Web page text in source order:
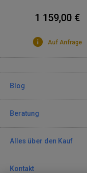
1 159,00 €
Auf Anfrage
Blog
Beratung
Alles über den Kauf
Kontakt